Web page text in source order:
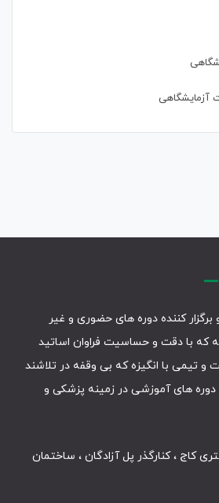
آزمایشگاهی
برگزار کننده دوره های حضوری و غیر
که با دقت و حساسیت فراوان اساتید
و تیمی با انگیزه که بی وقفه در تلاشند
دوره های آموزشی در زمینه پزشکی و
، عظیمیه ، 45 متری کاج ، کنارگذر پل آزادگان ، ساختمان